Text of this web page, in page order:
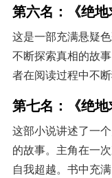
第六名：《绝地
这是一部充满悬疑
不断探索真相的故
者在阅读过程中不断
第七名：《绝地
这部小说讲述了一
的故事。主角在一
自我超越。书中充